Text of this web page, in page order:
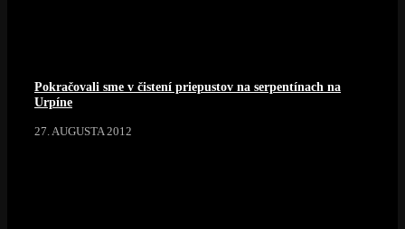
Pokračovali sme v čistení priepustov na serpentínach na
Urpíne
27. AUGUSTA 2012